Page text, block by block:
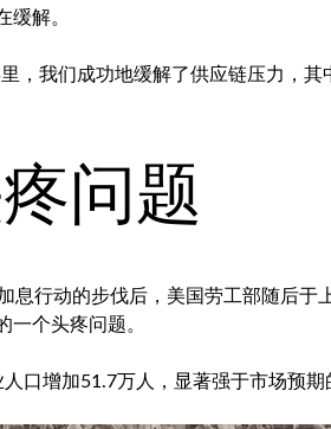
缓解。
，我们成功地缓解了供应链压力，
问题
息行动的步伐后，美国劳工部随后于
一个头疼问题。
口增加51.7万人，显著强于市场预